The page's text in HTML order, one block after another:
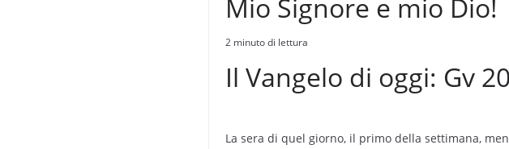
Mio Signore e mio Dio!
2 minuto di lettura
Il Vangelo di oggi: Gv
La sera di quel giorno, il primo della settimana,